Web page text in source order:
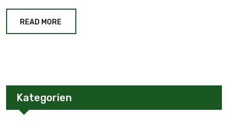
READ MORE
Kategorien